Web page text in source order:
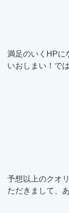
満足のいくHPに
いおしまい！で
予想以上のクオ
ただきまして、